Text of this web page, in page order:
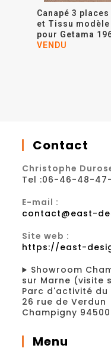
Canapé 3
et Tissu modèle
pour Getama
VENDU
Contact
Christophe
Tel :06-46-48-47-
E-mail :
contact@east-
Site web :
https://east-
Showroom
sur Marne (visite
Parc d'activité du
26 rue de Verdun
Champigny 94500
Menu